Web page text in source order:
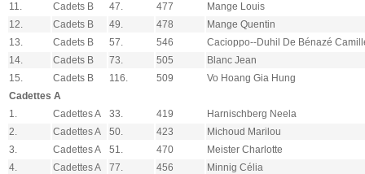
11.
Cadets B 47. 477
Mange Louis
12.
Cadets B 49. 478
Mange Quentin
13.
Cadets B 57. 546
Cacioppo--Duhil De Bénazé
14.
Cadets B 73. 505
Blanc Jean
15.
Cadets B 116. 509
Vo Hoang Gia Hung
Cadettes A
1.
Cadettes A 33. 419
Harnischberg Neela
2.
Cadettes A 50. 423
Michoud Marilou
3.
Cadettes A 51. 470
Meister Charlotte
4.
Cadettes A 77. 456
Minnig Célia